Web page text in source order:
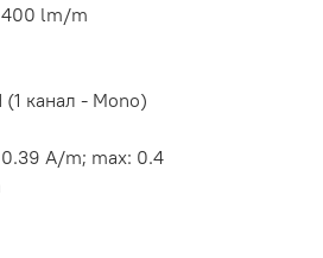
lm/m
(1 канал - Mono)
A/m; max: 0.4